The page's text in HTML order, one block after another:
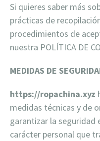
Si quieres saber más
prácticas de
procedimientos de
nuestra POLÍTICA DE
MEDIDAS DE
https://ropachina.xyz
medidas técnicas y de
garantizar la
carácter personal que